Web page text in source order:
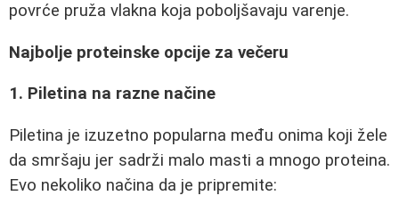
povrće pruža vlakna koja poboljšavaju varenje.
Najbolje proteinske opcije za večeru
1. Piletina na razne načine
Piletina je izuzetno popularna među onima koji žele
da smršaju jer sadrži malo masti a mnogo proteina.
Evo nekoliko načina da je pripremite: